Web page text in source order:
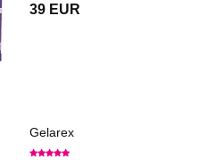
39 EUR
Gelarex